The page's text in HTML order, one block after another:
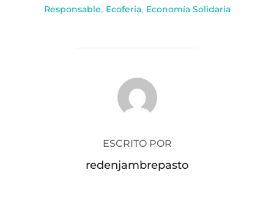
Responsable, Ecoferia, Economía Solidaria
AUTOR DE LA PUBLICACIÓN
ESCRITO POR
redenjambrepasto